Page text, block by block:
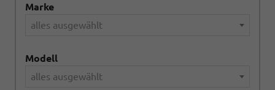
Marke
alles ausgewählt
Modell
alles ausgewählt